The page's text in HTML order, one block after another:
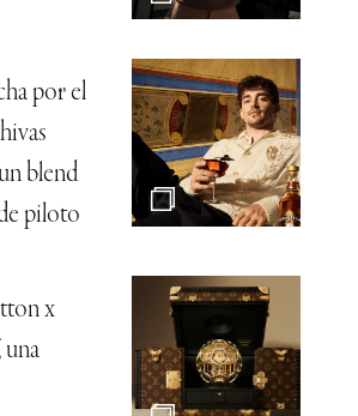
por el
blend
piloto
x